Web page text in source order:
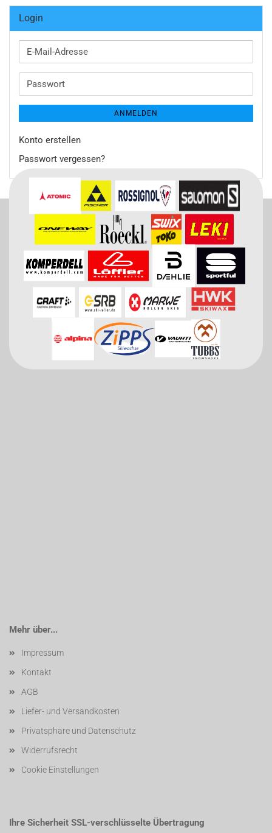
Login
E-
Mail-
Passwort
ANMELDEN
Konto erstellen
Passwort vergessen?
Mehr über...
Impressum
Kontakt
AGB
Liefer- und Versandkosten
Privatsphäre und Datenschutz
Widerrufsrecht
Cookie Einstellungen
Ihre Sicherheit SSL-verschlüsselte Übertragung